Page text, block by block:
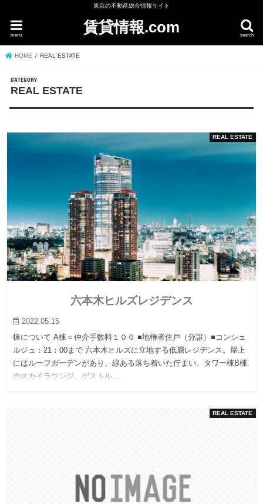
東京の不動産総合情報サイト
賃貸情報.com search
menu
HOME REAL ESTATE
REAL ESTATE
REAL ESTATE
六本木ヒルズレジデンス
2022.05.15
棟について A棟＝仲介手数料１００ ■地権者住戸（分譲）■コンシェ
ルジュ：21：00まで 六本木ヒルズに立地する低層レジデンス。屋上
にはルーフガーデンがあり、緑ある落ち着いた佇まい。タワー棟B棟
のスカイラウンジ、ゲストル…
REAL ESTATE